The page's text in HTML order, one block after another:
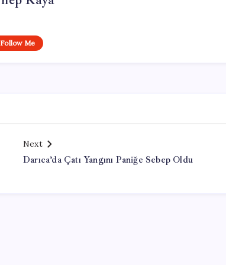
Follow Me
Next
Darıca’da Çatı Yangını Paniğe Sebep Oldu